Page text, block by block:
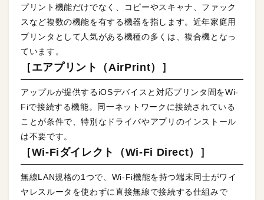
プリント機能だけでなく、コピーやスキャナ、ファック
スなど複数の機能を有する機器を指します。近年家庭用
プリンタとして人気がある機種の多くは、複合機となっ
ています。
［エアプリント（AirPrint）］
アップルが提供するiOSデバイスと対応プリンタ間をWi-
Fiで接続する機能。同一ネットワークに接続されている
ことが条件で、特別なドライバやアプリのインストール
は不要です。
［Wi-Fiダイレクト（Wi-Fi Direct）］
無線LAN規格の1つで、Wi-Fi機能を持つ端末同士がワイ
ヤレスルータを使わずに直接無線で接続する仕組みで